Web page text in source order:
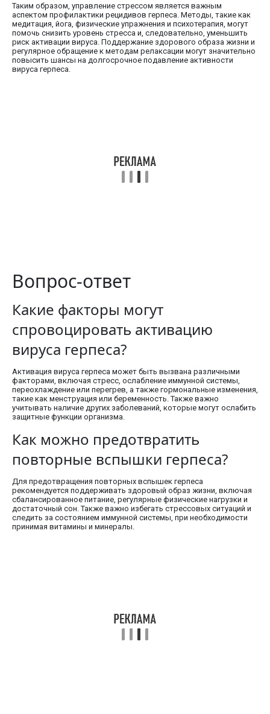
Таким образом, управление стрессом является важным
аспектом профилактики рецидивов герпеса. Методы, такие как
медитация, йога, физические упражнения и психотерапия, могут
помочь снизить уровень стресса и, следовательно, уменьшить
риск активации вируса. Поддержание здорового образа жизни и
регулярное обращение к методам релаксации могут значительно
повысить шансы на долгосрочное подавление активности
вируса герпеса.
Вопрос-ответ
Какие факторы могут
спровоцировать активацию
вируса герпеса?
Активация вируса герпеса может быть вызвана различными
факторами, включая стресс, ослабление иммунной системы,
переохлаждение или перегрев, а также гормональные изменения,
такие как менструация или беременность. Также важно
учитывать наличие других заболеваний, которые могут ослабить
защитные функции организма.
Как можно предотвратить
повторные вспышки герпеса?
Для предотвращения повторных вспышек герпеса
рекомендуется поддерживать здоровый образ жизни, включая
сбалансированное питание, регулярные физические нагрузки и
достаточный сон. Также важно избегать стрессовых ситуаций и
следить за состоянием иммунной системы, при необходимости
принимая витамины и минералы.